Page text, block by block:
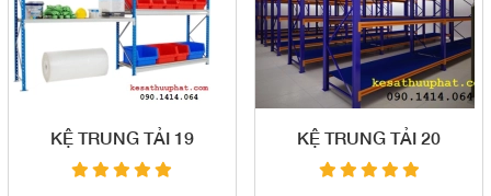
KỆ TRUNG TẢI 19 KỆ TRUNG TẢI 20